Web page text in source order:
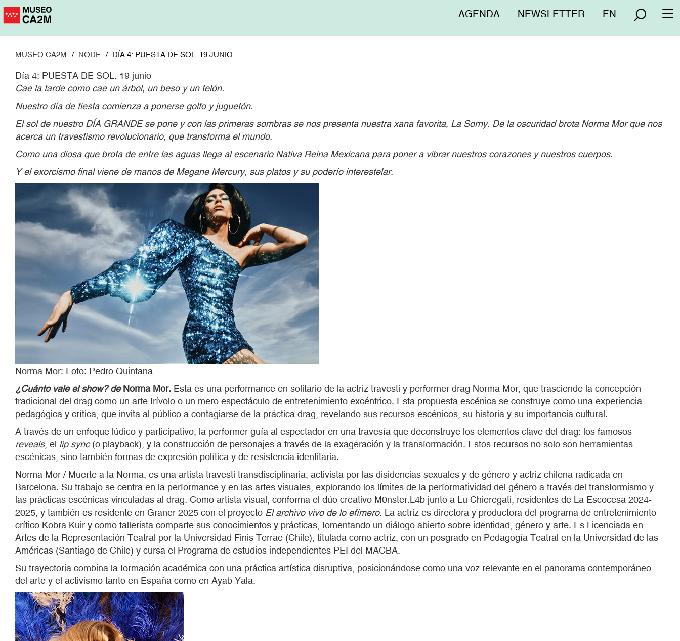
Pasar
Menú
AGENDA NEWSLETTER EN
MUSEO CA2M NODE DÍA 4: PUESTA DE SOL. 19 JUNIO
Día 4: PUESTA DE SOL. 19 junio
Cae la tarde como cae un árbol, un beso y un telón.
Nuestro día de fiesta comienza a ponerse golfo y juguetón.
El sol de nuestro DÍA GRANDE se pone y con las primeras sombras se nos presenta nuestra xana favorita, La Sorny. De la oscuridad brota Norma Mor que nos
acerca un travestismo revolucionario, que transforma el mundo.
Como una diosa que brota de entre las aguas llega al escenario Nativa Reina Mexicana para poner a vibrar nuestros corazones y nuestros cuerpos.
Y el exorcismo final viene de manos de Megane Mercury, sus platos y su poderío interestelar.
Norma Mor: Foto: Pedro Quintana
¿Cuánto vale el show? deNorma Mor. Esta es una performance en solitario de la actriz travesti y performer drag Norma Mor, que trasciende la concepción
tradicional del drag como un arte frívolo o un mero espectáculo de entretenimiento excéntrico. Esta propuesta escénica se construye como una experiencia
pedagógica y crítica, que invita al público a contagiarse de la práctica drag, revelando sus recursos escénicos, su historia y su importancia cultural.
A través de un enfoque lúdico y participativo, la performer guía al espectador en una travesía que deconstruye los elementos clave del drag: los famosos
reveals, el lip sync(o playback), y la construcción de personajes a través de la exageración y la transformación. Estos recursos no solo son herramientas
escénicas, sino también formas de expresión política y de resistencia identitaria.
Norma Mor / Muerte a la Norma, es una artista travesti transdisciplinaria, activista por las disidencias sexuales y de género y actriz chilena radicada en
Barcelona. Su trabajo se centra en la performance y en las artes visuales, explorando los límites de la performatividad del género a través del transformismo y
las prácticas escénicas vinculadas al drag. Como artista visual, conforma el dúo creativo M0nster.L4b junto a Lu Chieregati, residentes de La Escocesa 2024-
2025, y también es residente en Graner 2025 con el proyecto El archivo vivo de lo efímero. La actriz es directora y productora del programa de entretenimiento
crítico Kobra Kuir y como tallerista comparte sus conocimientos y prácticas, fomentando un diálogo abierto sobre identidad, género y arte. Es Licenciada en
Artes de la Representación Teatral por la Universidad Finis Terrae (Chile), titulada como actriz, con un posgrado en Pedagogía Teatral en la Universidad de las
Américas (Santiago de Chile) y cursa el Programa de estudios independientes PEI del MACBA.
Su trayectoria combina la formación académica con una práctica artística disruptiva, posicionándose como una voz relevante en el panorama contemporáneo
del arte y el activismo tanto en España como en Ayab Yala.